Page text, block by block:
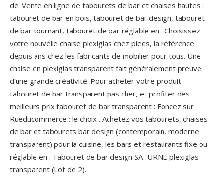
de. Vente en ligne de tabourets de bar et chaises hautes :
tabouret de bar en bois, tabouret de bar design, tabouret
de bar tournant, tabouret de bar réglable en . Choisissez
votre nouvelle chaise plexiglas chez pieds, la référence
depuis ans chez les fabricants de mobilier pour tous. Une
chaise en plexiglas transparent fait généralement preuve
d’une grande créativité. Pour acheter votre produit
tabouret de bar transparent pas cher, et profiter des
meilleurs prix tabouret de bar transparent : Foncez sur
Rueducommerce : le choix . Achetez vos tabourets, chaises
de bar et tabourets bar design (contemporain, moderne,
transparent) pour la cuisine, les bars et restaurants fixe ou
réglable en . Tabouret de bar design SATURNE plexiglas
transparent (Lot de 2).